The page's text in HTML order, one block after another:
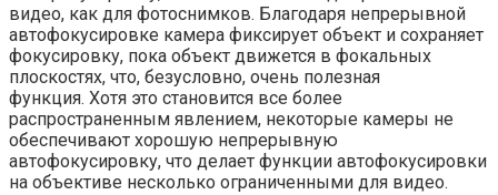
видео, как для фотоснимков. Благодаря непрерывной
автофокусировке камера фиксирует объект и сохраняет
фокусировку, пока объект движется в фокальных
плоскостях, что, безусловно, очень полезная
функция. Хотя это становится все более
распространенным явлением, некоторые камеры не
обеспечивают хорошую непрерывную
автофокусировку, что делает функции автофокусировки
на объективе несколько ограниченными для видео.